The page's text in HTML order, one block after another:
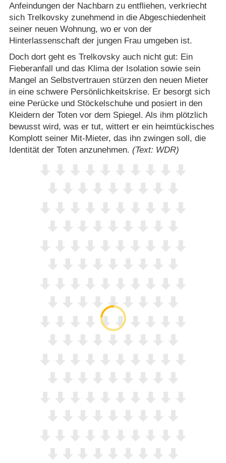
Anfeindungen der Nachbarn zu entfliehen, verkriecht
sich Trelkovsky zunehmend in die Abgeschiedenheit
seiner neuen Wohnung, wo er von der
Hinterlassenschaft der jungen Frau umgeben ist.
Doch dort geht es Trelkovsky auch nicht gut: Ein
Fieberanfall und das Klima der Isolation sowie sein
Mangel an Selbstvertrauen stürzen den neuen Mieter
in eine schwere Persönlichkeitskrise. Er besorgt sich
eine Perücke und Stöckelschuhe und posiert in den
Kleidern der Toten vor dem Spiegel. Als ihm plötzlich
bewusst wird, was er tut, wittert er ein heimtückisches
Komplott seiner Mit-Mieter, das ihn zwingen soll, die
Identität der Toten anzunehmen. (Text: WDR)